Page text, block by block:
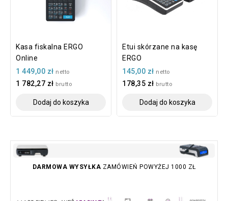
Kasa fiskalna ERGO
Online
1 449,00 zł netto
1 782,27 zł brutto
Dodaj do koszyka
Etui skórzane na kasę
ERGO
145,00 zł netto
178,35 zł brutto
Dodaj do koszyka
DARMOWA WYSYŁKA ZAMÓWIEŃ POWYŻEJ 1000 ZŁ